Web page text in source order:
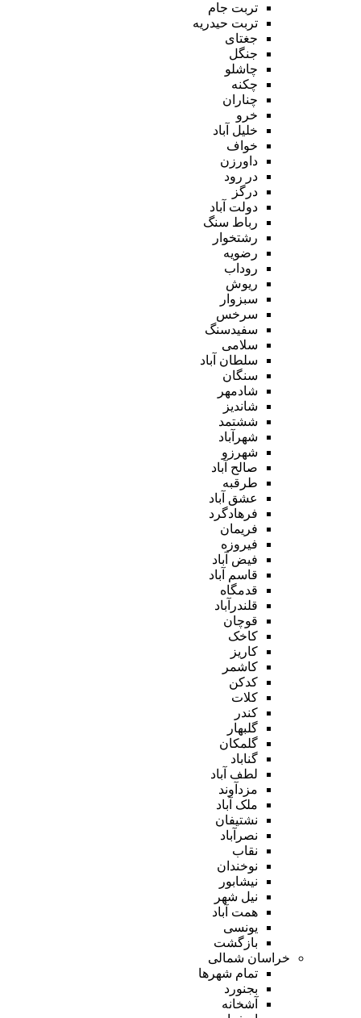
تربت جام
تربت حیدریه
جغتای
جنگل
چاشلو
چکنه
چناران
خرو
خلیل آباد
خواف
داورزن
در رود
درگز
دولت آباد
رباط سنگ
رشتخوار
رضویه
روداب
ریوش
سبزوار
سرخس
سفیدسنگ
سلامی
سلطان آباد
سنگان
شادمهر
شاندیز
ششتمد
شهرآباد
شهرزو
صالح آباد
طرقبه
عشق آباد
فرهادگرد
فریمان
فیروزه
فیض آباد
قاسم آباد
قدمگاه
قلندرآباد
قوچان
کاخک
کاریز
کاشمر
کدکن
کلات
کندر
گلبهار
گلمکان
گناباد
لطف آباد
مزدآوند
ملک آباد
نشتیفان
نصرآباد
نقاب
نوخندان
نیشابور
نیل شهر
همت آباد
یونسی
بازگشت
خراسان شمالی
تمام شهر‌ها
بجنورد
آشخانه